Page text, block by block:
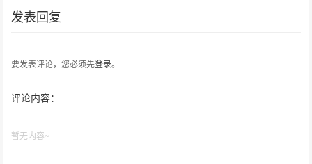
发表回复
要发表评论，您必须先登录。
评论内容：
暂无内容~